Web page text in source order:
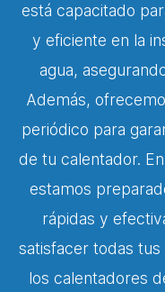
está capacitado
y eficiente en la
agua,
Además,
periódico para
de tu calentador.
estamos
rápidas y
satisfacer todas
los calentadores